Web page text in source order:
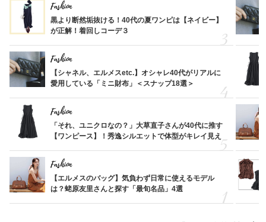
Fashion
黒より断然垢抜ける！40代の夏ワンピは【ネイビー】
が正解！着回しコーデ３
Fashion
【シャネル、エルメスetc.】オシャレ40代がリアルに
愛用している「ミニ財布」＜スナップ18選＞
Fashion
「それ、ユニクロなの？」大草直子さんが40代に推す
【ワンピース】！秀逸シルエットで体型がキレイ見え
Fashion
【エルメスのバッグ】気負わず日常に使えるモデル
は？蛯原友里さんと探す「最旬名品」4選